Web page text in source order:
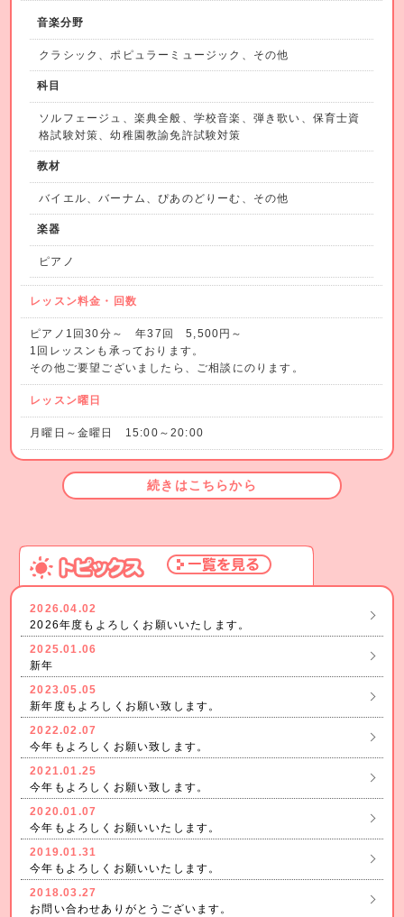
音楽分野
クラシック、ポピュラーミュージック、その他
科目
ソルフェージュ、楽典全般、学校音楽、弾き歌い、保育士資
格試験対策、幼稚園教諭免許試験対策
教材
バイエル、バーナム、ぴあのどりーむ、その他
楽器
ピアノ
レッスン料金・回数
ピアノ1回30分～ 年37回 5,500円～
1回レッスンも承っております。
その他ご要望ございましたら、ご相談にのります。
レッスン曜日
月曜日～金曜日 15:00～20:00
続きはこちらから
2026.04.02
2026年度もよろしくお願いいたします。
2025.01.06
新年
2023.05.05
新年度もよろしくお願い致します。
2022.02.07
今年もよろしくお願い致します。
2021.01.25
今年もよろしくお願い致します。
2020.01.07
今年もよろしくお願いいたします。
2019.01.31
今年もよろしくお願いいたします。
2018.03.27
お問い合わせありがとうございます。